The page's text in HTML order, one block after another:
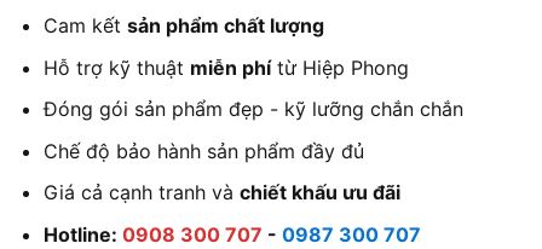
Cam kết sản phẩm chất lượng
Hỗ trợ kỹ thuật miễn phítừ Hiệp Phong
Đóng gói sản phẩm đẹp - kỹ lưỡng chắn chắn
Chế độ bảo hành sản phẩm đầy đủ
Giá cả cạnh tranh và chiết khấu ưu đãi
Hotline: 0908 300 707 - 0987 300 707